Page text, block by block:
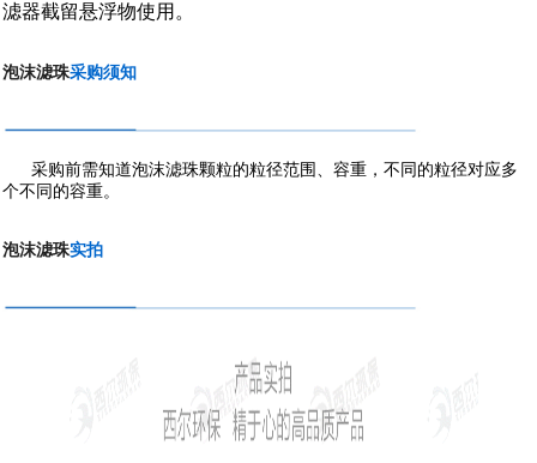
滤器截留悬浮物使用。
泡沫滤珠采购须知
采购前需知道泡沫滤珠颗粒的粒径范围、容重，不同的粒径对应多
个不同的容重。
泡沫滤珠实拍